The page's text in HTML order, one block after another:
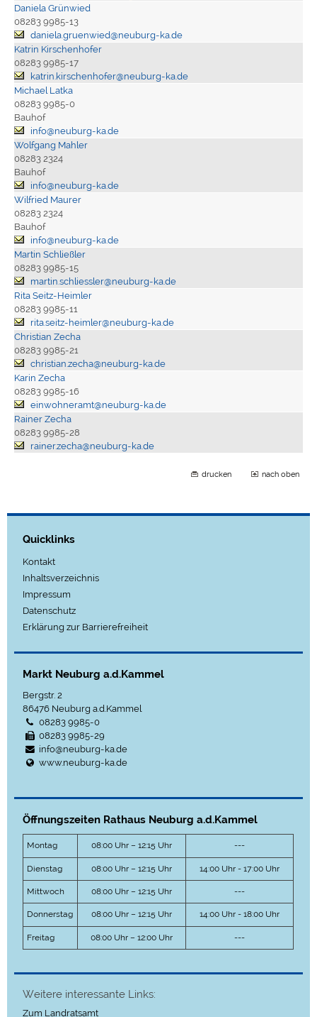
Daniela Grünwied
08283 9985-13
daniela.gruenwied@neuburg-ka.de
Katrin Kirschenhofer
08283 9985-17
katrin.kirschenhofer@neuburg-ka.de
Michael Latka
08283 9985-0
Bauhof
info@neuburg-ka.de
Wolfgang Mahler
08283 2324
Bauhof
info@neuburg-ka.de
Wilfried Maurer
08283 2324
Bauhof
info@neuburg-ka.de
Martin Schließler
08283 9985-15
martin.schliessler@neuburg-ka.de
Rita Seitz-Heimler
08283 9985-11
rita.seitz-heimler@neuburg-ka.de
Christian Zecha
08283 9985-21
christian.zecha@neuburg-ka.de
Karin Zecha
08283 9985-16
einwohneramt@neuburg-ka.de
Rainer Zecha
08283 9985-28
rainer.zecha@neuburg-ka.de
drucken nach oben
Quicklinks
Kontakt
Inhaltsverzeichnis
Impressum
Datenschutz
Erklärung zur Barrierefreiheit
Markt Neuburg a.d.Kammel
Bergstr. 2
86476 Neuburg a.d.Kammel
08283 9985-0
08283 9985-29
info@neuburg-ka.de
www.neuburg-ka.de
Öffnungszeiten Rathaus Neuburg a.d.Kammel
Montag 08:00 Uhr – 12:15 Uhr ---
Dienstag 08:00 Uhr – 12:15 Uhr 14:00 Uhr - 17:00 Uhr
Mittwoch 08:00 Uhr – 12:15 Uhr ---
Donnerstag 08:00 Uhr – 12:15 Uhr 14:00 Uhr - 18:00 Uhr
Freitag 08:00 Uhr – 12:00 Uhr ---
Weitere interessante Links:
Zum Landratsamt